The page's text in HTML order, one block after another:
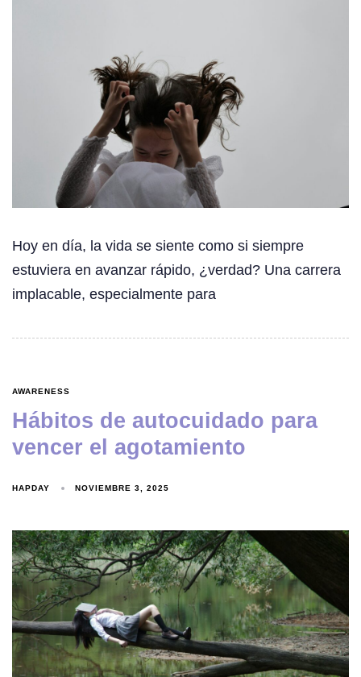
Hoy en día, la vida se siente como si siempre
estuviera en avanzar rápido, ¿verdad? Una carrera
implacable, especialmente para
AWARENESS
Hábitos de autocuidado para
vencer el agotamiento
HAPDAY NOVIEMBRE 3, 2025